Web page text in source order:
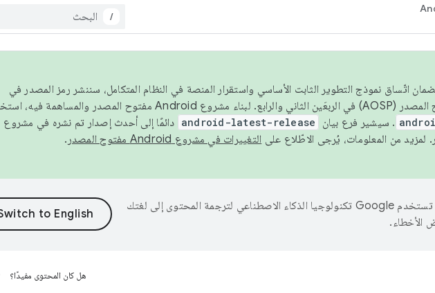
/
من عام 2026، ولضمان اتّساق نموذج التطوير الثابت الأساسي واستقرار المنصة في النظام المتكامل، سننشر رمز المصدر في
. سيشير فرع بيان android-latest-release دائمًا إلى أحدث إصدار تم نشره في مشروع
التغييرات في مشروع Android مفتوح المصدر .
تستخدم Google تكنولوجيا الذكاء الاصطناعي لترجمة المحتوى إلى لغتك
الأخطاء.
هل كان المحتوى مفيدًا؟